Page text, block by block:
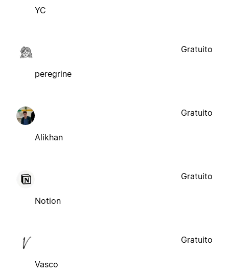
YC
peregrine
Gratuito
Alikhan
Gratuito
Notion
Gratuito
Vasco
Gratuito